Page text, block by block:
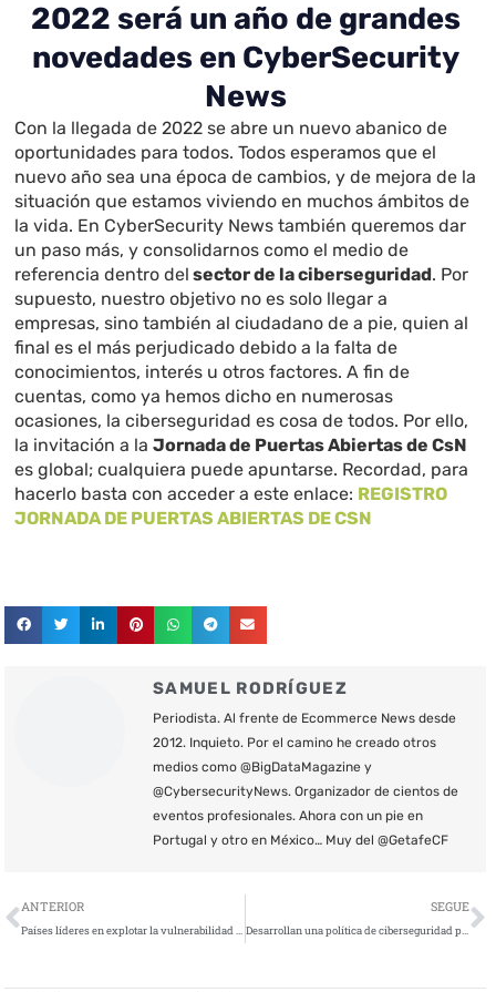
2022 será un año de grandes
novedades en CyberSecurity
News
Con la llegada de 2022 se abre un nuevo abanico de
oportunidades para todos. Todos esperamos que el
nuevo año sea una época de cambios, y de mejora de la
situación que estamos viviendo en muchos ámbitos de
la vida. En CyberSecurity News también queremos dar
un paso más, y consolidarnos como el medio de
referencia dentro del sector de la ciberseguridad. Por
supuesto, nuestro objetivo no es solo llegar a
empresas, sino también al ciudadano de a pie, quien al
final es el más perjudicado debido a la falta de
conocimientos, interés u otros factores. A fin de
cuentas, como ya hemos dicho en numerosas
ocasiones, la ciberseguridad es cosa de todos. Por ello,
la invitación a laJornada de Puertas Abiertas de CsN
es global; cualquiera puede apuntarse. Recordad, para
hacerlo basta con acceder a este enlace: REGISTRO
JORNADA DE PUERTAS ABIERTAS DE CSN
SAMUEL RODRÍGUEZ
Periodista. Al frente de Ecommerce News desde
2012. Inquieto. Por el camino he creado otros
medios como @BigDataMagazine y
@CybersecurityNews. Organizador de cientos de
eventos profesionales. Ahora con un pie en
Portugal y otro en México… Muy del @GetafeCF
Ant
ANTERIOR
Países líderes en explotar la vulnerabilidad crítica de Log4j
SEGUE
Desarrollan una política de ciberseguridad para dispositivos biónicos